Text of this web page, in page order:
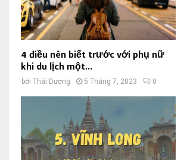
4 điều nên biết trước với phụ nữ
khi du lịch một...
bởi Thái Dương 5 Tháng 7, 2023 0